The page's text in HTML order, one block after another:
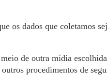
os dados que coletamos
de outra mídia
procedimentos de